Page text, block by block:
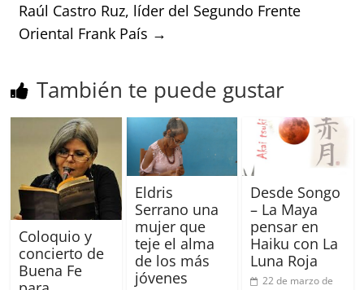
Raúl Castro Ruz, líder del Segundo Frente
Oriental Frank País →
También te puede gustar
Coloquio y
concierto de
Buena Fe
Eldris
Serrano una
mujer que
teje el alma
de los más
jóvenes
Desde Songo
– La Maya
pensar en
Haiku con La
Luna Roja
22 de marzo de